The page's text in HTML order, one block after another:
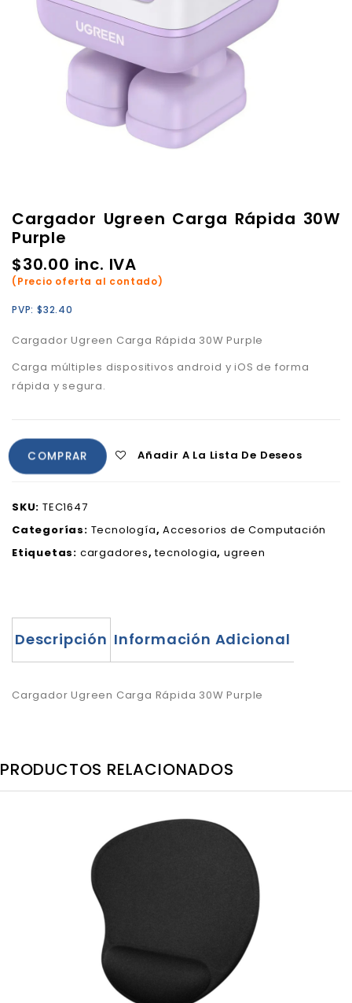
Cargador Ugreen Carga Rápida 30W
Purple
$30.00 inc. IVA
(Precio oferta al contado)
PVP: $32.40
Cargador Ugreen Carga Rápida 30W Purple
Carga múltiples dispositivos android y iOS de forma
rápida y segura.
COMPRAR Añadir A La Lista De Deseos
SKU: TEC1647
Categorías: Tecnología,Accesorios de Computación
Etiquetas: cargadores,tecnologia,ugreen
Descripción Información Adicional
Cargador Ugreen Carga Rápida 30W Purple
PRODUCTOS RELACIONADOS